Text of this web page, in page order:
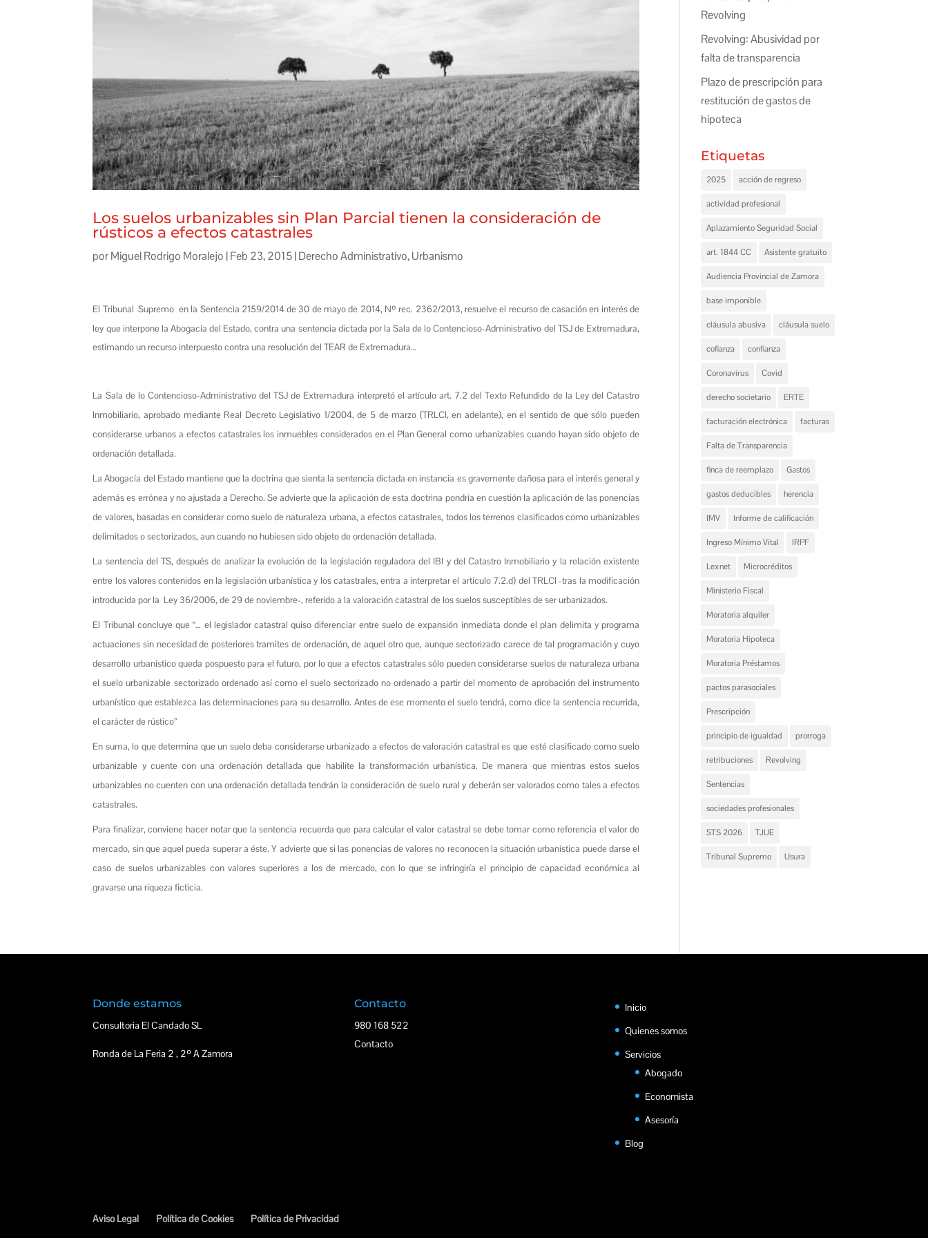
Los suelos urbanizables sin Plan Parcial tienen la consideración de
rústicos a efectos catastrales
porMiguel Rodrigo Moralejo |Feb 23, 2015|Derecho Administrativo,Urbanismo
El Tribunal Supremo en la Sentencia 2159/2014 de 30 de mayo de 2014, Nº rec. 2362/2013, resuelve el recurso de casación en interés de
ley que interpone la Abogacía del Estado, contra una sentencia dictada por la Sala de lo Contencioso-Administrativo del TSJ de Extremadura,
estimando un recurso interpuesto contra una resolución del TEAR de Extremadura…
La Sala de lo Contencioso-Administrativo del TSJ de Extremadura interpretó el artículo art. 7.2 del Texto Refundido de la Ley del Catastro
Inmobiliario, aprobado mediante Real Decreto Legislativo 1/2004, de 5 de marzo (TRLCI, en adelante), en el sentido de que sólo pueden
considerarse urbanos a efectos catastrales los inmuebles considerados en el Plan General como urbanizables cuando hayan sido objeto de
ordenación detallada.
La Abogacía del Estado mantiene que la doctrina que sienta la sentencia dictada en instancia es gravemente dañosa para el interés general y
además es errónea y no ajustada a Derecho. Se advierte que la aplicación de esta doctrina pondría en cuestión la aplicación de las ponencias
de valores, basadas en considerar como suelo de naturaleza urbana, a efectos catastrales, todos los terrenos clasificados como urbanizables
delimitados o sectorizados, aun cuando no hubiesen sido objeto de ordenación detallada.
La sentencia del TS, después de analizar la evolución de la legislación reguladora del IBI y del Catastro Inmobiliario y la relación existente
entre los valores contenidos en la legislación urbanística y los catastrales, entra a interpretar el artículo 7.2.d) del TRLCI -tras la modificación
introducida por la Ley 36/2006, de 29 de noviembre-, referido a la valoración catastral de los suelos susceptibles de ser urbanizados.
El Tribunal concluye que “… el legislador catastral quiso diferenciar entre suelo de expansión inmediata donde el plan delimita y programa
actuaciones sin necesidad de posteriores tramites de ordenación, de aquel otro que, aunque sectorizado carece de tal programación y cuyo
desarrollo urbanístico queda pospuesto para el futuro, por lo que a efectos catastrales sólo pueden considerarse suelos de naturaleza urbana
el suelo urbanizable sectorizado ordenado así como el suelo sectorizado no ordenado a partir del momento de aprobación del instrumento
urbanístico que establezca las determinaciones para su desarrollo. Antes de ese momento el suelo tendrá, como dice la sentencia recurrida,
el carácter de rústico”
En suma, lo que determina que un suelo deba considerarse urbanizado a efectos de valoración catastral es que esté clasificado como suelo
urbanizable y cuente con una ordenación detallada que habilite la transformación urbanística. De manera que mientras estos suelos
urbanizables no cuenten con una ordenación detallada tendrán la consideración de suelo rural y deberán ser valorados como tales a efectos
catastrales.
Para finalizar, conviene hacer notar que la sentencia recuerda que para calcular el valor catastral se debe tomar como referencia el valor de
mercado, sin que aquel pueda superar a éste. Y advierte que si las ponencias de valores no reconocen la situación urbanística puede darse el
caso de suelos urbanizables con valores superiores a los de mercado, con lo que se infringiría el principio de capacidad económica al
gravarse una riqueza ficticia.
Revolving
Revolving: Abusividad por
falta de transparencia
Plazo de prescripción para
restitución de gastos de
hipoteca
Etiquetas
2025 acción de regreso
actividad profesional
Aplazamiento Seguridad Social
art. 1844 CC Asistente gratuito
Audiencia Provincial de Zamora
base imponible
cláusula abusiva cláusula suelo
cofianza confianza
Coronavirus Covid
derecho societario ERTE
facturación electrónica facturas
Falta de Transparencia
finca de reemplazo Gastos
gastos deducibles herencia
IMV Informe de calificación
Ingreso Mínimo Vital IRPF
Lexnet Microcréditos
Ministerio Fiscal
Moratoria alquiler
Moratoria Hipoteca
Moratoria Préstamos
pactos parasociales
Prescripción
principio de igualdad prorroga
retribuciones Revolving
Sentencias
sociedades profesionales
STS 2026 TJUE
Tribunal Supremo Usura
Donde estamos
Consultoria El Candado SL
Ronda de La Feria 2 , 2º A Zamora
Contacto
980 168 522
Contacto
Inicio
Quienes somos
Servicios
Abogado
Economista
Asesoría
Blog
Aviso Legal Política de Cookies Política de Privacidad